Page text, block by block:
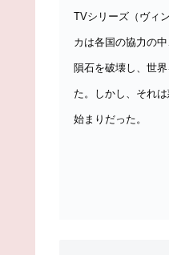
TVシリーズ（ヴィ
カは各国の協力の
隕石を破壊し、世
た。しかし、それ
始まりだった。